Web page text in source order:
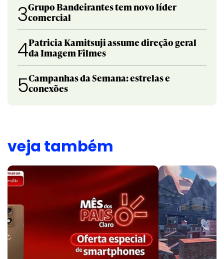
3Grupo Bandeirantes tem novo líder
comercial
4Patricia Kamitsuji assume direção geral
da Imagem Filmes
5Campanhas da Semana: estrelas e
conexões
veja também